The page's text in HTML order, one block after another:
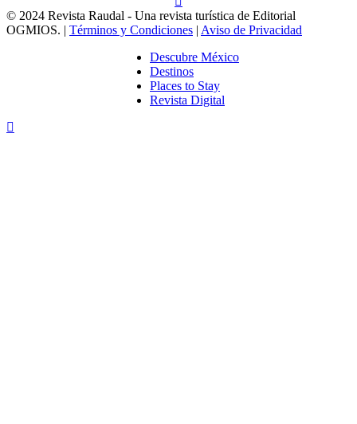
© 2024 Revista Raudal - Una revista turística de Editorial
OGMIOS. | Términos y Condiciones | Aviso de Privacidad
Descubre México
Destinos
Places to Stay
Revista Digital